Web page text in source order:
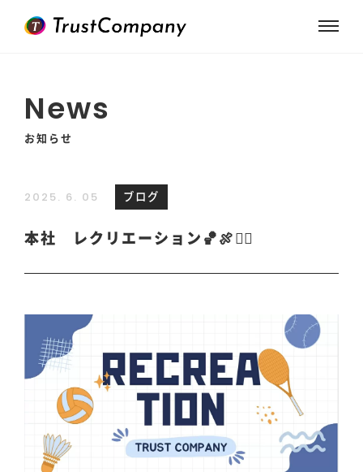
News
お知らせ
2025. 6. 05 ブログ
本社 レクリエーション🏀🍖🏃‍♂️